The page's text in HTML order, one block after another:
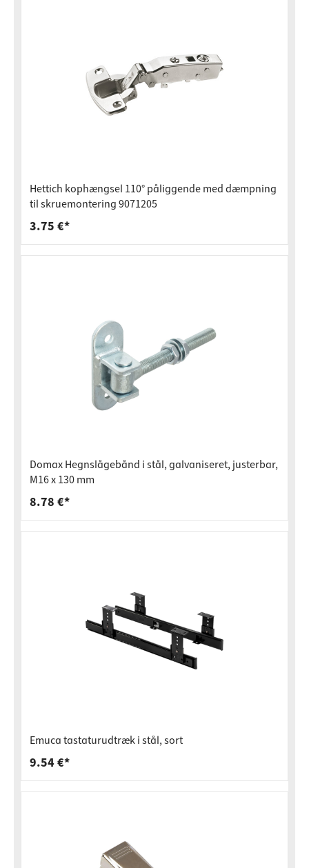
Hettich kophængsel 110° påliggende med dæmpning
til skruemontering 9071205
3.75 €*
Domax Hegnslågebånd i stål, galvaniseret, justerbar,
M16 x 130 mm
8.78 €*
Emuca tastaturudtræk i stål, sort
9.54 €*